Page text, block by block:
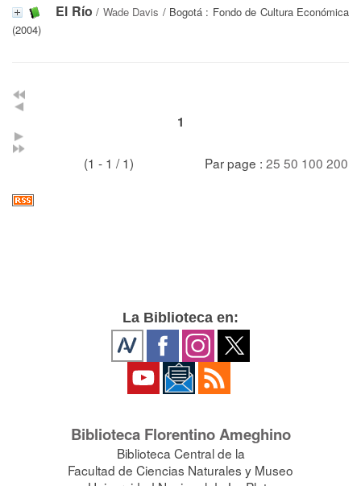
El Río / Wade Davis / Bogotá : Fondo de Cultura Económica
(2004)
1
(1 - 1 / 1) Par page : 25 50 100 200
La Biblioteca en:
Biblioteca Florentino Ameghino
Biblioteca Central de la
Facultad de Ciencias Naturales y Museo